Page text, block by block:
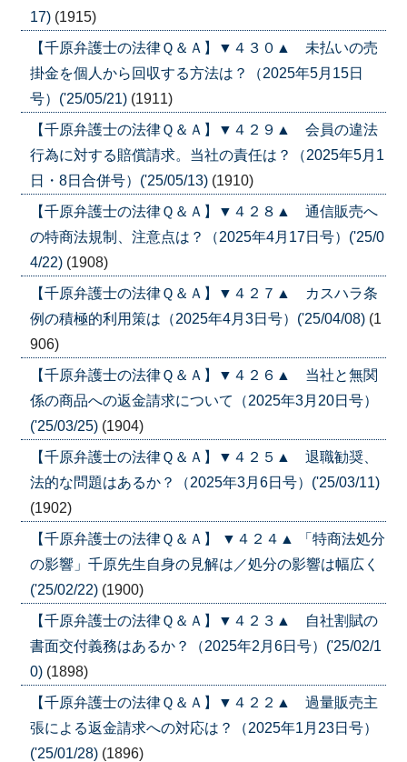
17) (1915)
【千原弁護士の法律Ｑ＆Ａ】▼４３０▲ 未払いの売
掛金を個人から回収する方法は？（2025年5月15日
号）('25/05/21) (1911)
【千原弁護士の法律Ｑ＆Ａ】▼４２９▲ 会員の違法
行為に対する賠償請求。当社の責任は？（2025年5月1
日・8日合併号）('25/05/13) (1910)
【千原弁護士の法律Ｑ＆Ａ】▼４２８▲ 通信販売へ
の特商法規制、注意点は？（2025年4月17日号）('25/0
4/22) (1908)
【千原弁護士の法律Ｑ＆Ａ】▼４２７▲ カスハラ条
例の積極的利用策は（2025年4月3日号）('25/04/08) (1
906)
【千原弁護士の法律Ｑ＆Ａ】▼４２６▲ 当社と無関
係の商品への返金請求について（2025年3月20日号）
('25/03/25) (1904)
【千原弁護士の法律Ｑ＆Ａ】▼４２５▲ 退職勧奨、
法的な問題はあるか？（2025年3月6日号）('25/03/11)
(1902)
【千原弁護士の法律Ｑ＆Ａ】 ▼４２４▲ 「特商法処分
の影響」千原先生自身の見解は／処分の影響は幅広く
('25/02/22) (1900)
【千原弁護士の法律Ｑ＆Ａ】▼４２３▲ 自社割賦の
書面交付義務はあるか？（2025年2月6日号）('25/02/1
0) (1898)
【千原弁護士の法律Ｑ＆Ａ】▼４２２▲ 過量販売主
張による返金請求への対応は？（2025年1月23日号）
('25/01/28) (1896)